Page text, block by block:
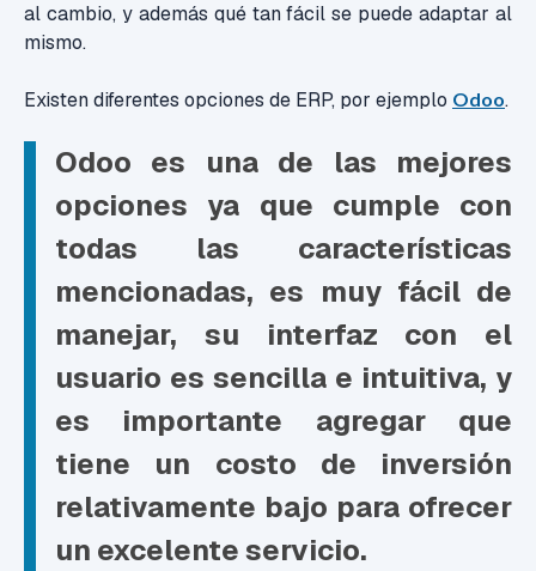
al cambio, y además qué tan fácil se puede adaptar al
mismo.
Existen diferentes opciones de ERP, por ejemplo Odoo.
Odoo es una de las mejores
opciones ya que cumple con
todas las características
mencionadas, es muy fácil de
manejar, su interfaz con el
usuario es sencilla e intuitiva, y
es importante agregar que
tiene un costo de inversión
relativamente bajo para ofrecer
un excelente servicio.